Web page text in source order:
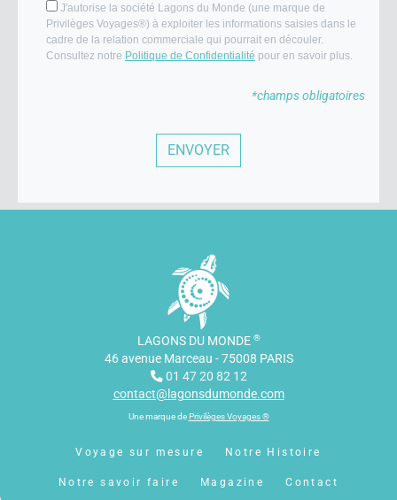
J'autorise la société Lagons du Monde (une marque de
Privilèges Voyages®) à exploiter les informations saisies dans le
cadre de la relation commerciale qui pourrait en découler.
Consultez notre Politique de Confidentialité pour en savoir plus.
*champs obligatoires
LAGONS DU MONDE ®
46 avenue Marceau - 75008 PARIS
01 47 20 82 12
contact@lagonsdumonde.com
Une marque dePrivilèges Voyages ®
Voyage sur mesure Notre Histoire
Notre savoir faire Magazine Contact